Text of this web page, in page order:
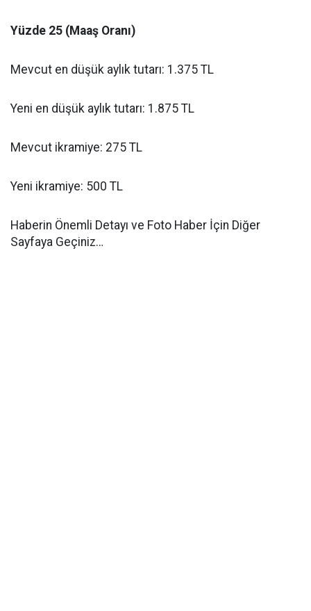
Yüzde 25 (Maaş Oranı)
Mevcut en düşük aylık tutarı: 1.375 TL
Yeni en düşük aylık tutarı: 1.875 TL
Mevcut ikramiye: 275 TL
Yeni ikramiye: 500 TL
Haberin Önemli Detayı ve Foto Haber İçin Diğer
Sayfaya Geçiniz…